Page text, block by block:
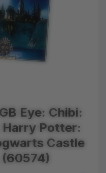
Eye: Chibi:
Potter:
Castle
(60574)